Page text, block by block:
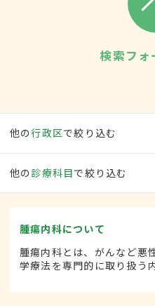
検索フォ
他の行政区で絞り込む
他の 診療科目で絞り込む
腫瘍内科について
腫瘍内科とは、がんなど悪
学療法を専門的に取り扱う